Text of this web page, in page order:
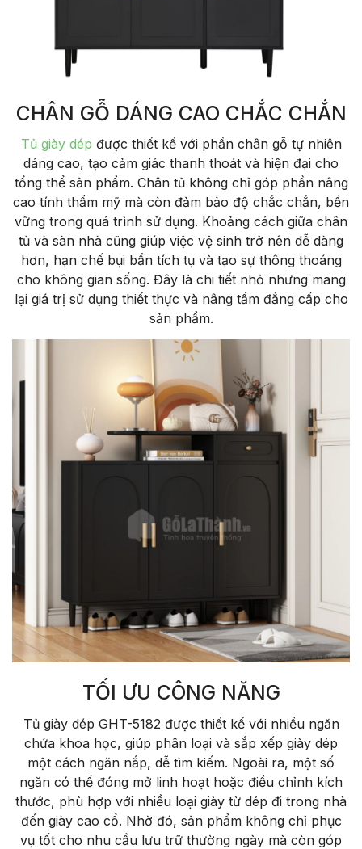
CHÂN GỖ DÁNG CAO CHẮC CHẮN
Tủ giày dép được thiết kế với phần chân gỗ tự nhiên
dáng cao, tạo cảm giác thanh thoát và hiện đại cho
tổng thể sản phẩm. Chân tủ không chỉ góp phần nâng
cao tính thẩm mỹ mà còn đảm bảo độ chắc chắn, bền
vững trong quá trình sử dụng. Khoảng cách giữa chân
tủ và sàn nhà cũng giúp việc vệ sinh trở nên dễ dàng
hơn, hạn chế bụi bẩn tích tụ và tạo sự thông thoáng
cho không gian sống. Đây là chi tiết nhỏ nhưng mang
lại giá trị sử dụng thiết thực và nâng tầm đẳng cấp cho
sản phẩm.
TỐI ƯU CÔNG NĂNG
Tủ giày dép GHT-5182 được thiết kế với nhiều ngăn
chứa khoa học, giúp phân loại và sắp xếp giày dép
một cách ngăn nắp, dễ tìm kiếm. Ngoài ra, một số
ngăn có thể đóng mở linh hoạt hoặc điều chỉnh kích
thước, phù hợp với nhiều loại giày từ dép đi trong nhà
đến giày cao cổ. Nhờ đó, sản phẩm không chỉ phục
vụ tốt cho nhu cầu lưu trữ thường ngày mà còn góp